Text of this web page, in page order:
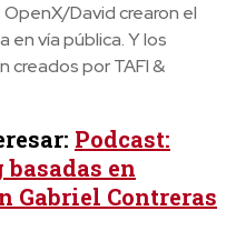
David crearon el
vía pública. Y los
por TAFI &
Podcast:
en
Gabriel Contreras